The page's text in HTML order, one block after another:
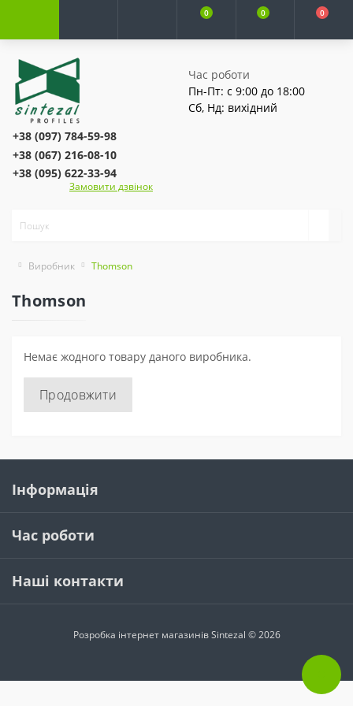
0 0 0
Час роботи
Пн-Пт: с 9:00 до 18:00
Сб, Нд: вихідний
+38 (097) 784-59-98
+38 (067) 216-08-10
+38 (095) 622-33-94
Замовити дзвінок
Виробник Thomson
Thomson
Немає жодного товару даного виробника.
Продовжити
Інформація
Час роботи
Наші контакти
Розробка інтернет магазинівSintezal © 2026